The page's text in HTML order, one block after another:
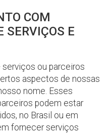
COM
SERVIÇOS E
ou parceiros
aspectos de nossas
nome. Esses
podem estar
no Brasil ou em
fornecer serviços